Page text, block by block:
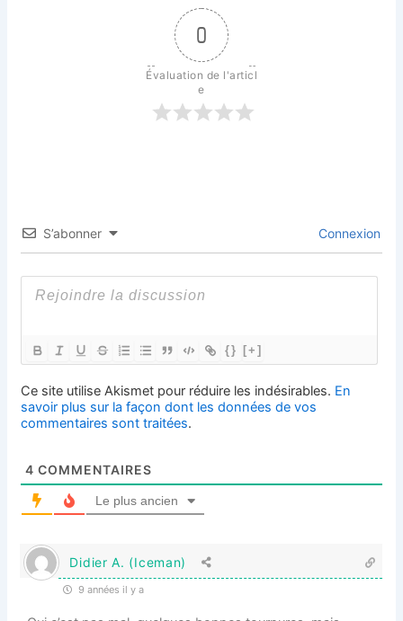
0
Évaluation de l'articl
e
S’abonner Connexion
{} [+]
Ce site utilise Akismet pour réduire les indésirables. En
savoir plus sur la façon dont les données de vos
commentaires sont traitées.
4 COMMENTAIRES
Le plus ancien
Didier A. (Iceman)
9 années il y a